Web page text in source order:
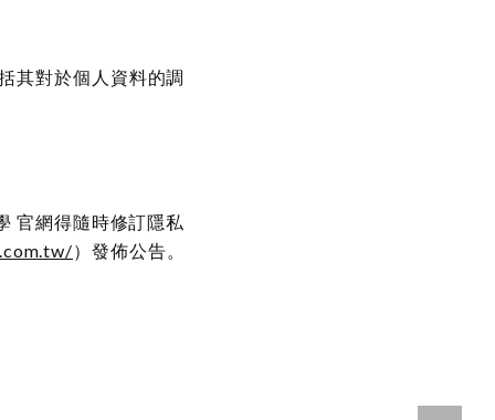
其對於個人資料的調
官網得隨時修訂隱私
）發佈公告。